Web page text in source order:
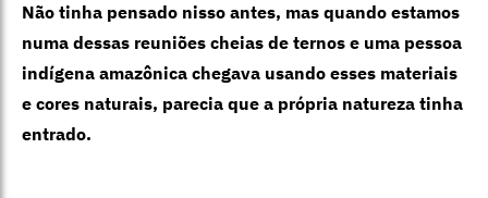
Não tinha pensado nisso antes, mas quando estamos
numa dessas reuniões cheias de ternos e uma pessoa
indígena amazônica chegava usando esses materiais
e cores naturais, parecia que a própria natureza tinha
entrado.